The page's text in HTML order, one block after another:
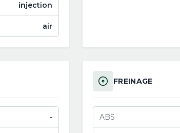
injection
air
-
FREINAGE
ABS